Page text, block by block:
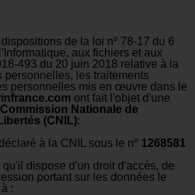
de la loi nº 78-17 du 6
aux fichiers et aux
493 du 20 juin 2018 relative à la
personnelles, les traitements
personnelles mis en œuvre dans le
ont fait l'objet d'une
Commission Nationale de
(CNIL):
à la CNIL sous le nº 1268581
qu'il dispose d'un droit d'accès, de
portant sur les données le
: